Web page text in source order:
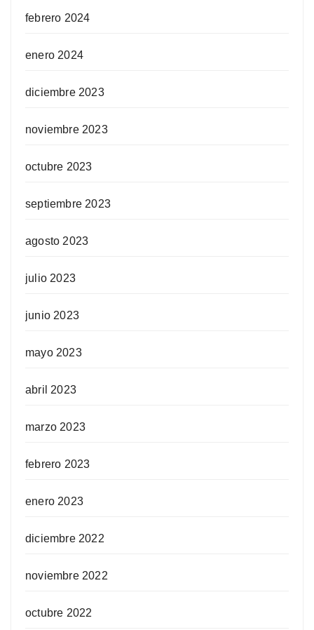
febrero 2024
enero 2024
diciembre 2023
noviembre 2023
octubre 2023
septiembre 2023
agosto 2023
julio 2023
junio 2023
mayo 2023
abril 2023
marzo 2023
febrero 2023
enero 2023
diciembre 2022
noviembre 2022
octubre 2022